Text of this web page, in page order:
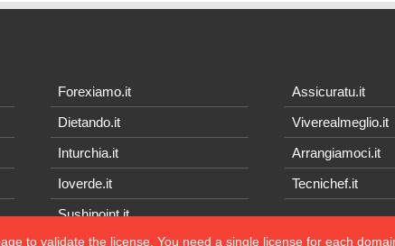
Forexiamo.it
Dietando.it
Inturchia.it
Ioverde.it
Sushipoint.it
Assicuratu.it
Viverealmeglio.it
Arrangiamoci.it
Tecnichef.it
to validate the license, You need a single license for each